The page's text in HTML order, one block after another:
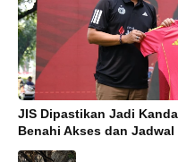
JIS Dipastikan Jadi
Benahi Akses dan Jadwal